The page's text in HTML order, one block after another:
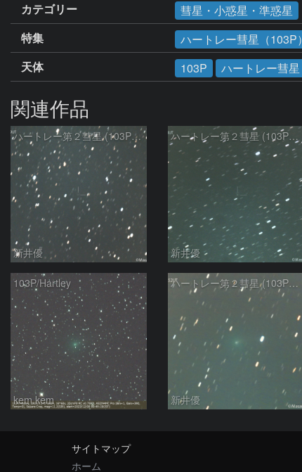
カテゴリー
彗星・小惑星・準惑星
特集
ハートレー彗星（103P）
天体
103P ハートレー彗星
関連作品
ハートレー第２彗星 (103P)：2024/02/15
新井優
ハートレー第２彗星 (103P)：2024/01/16
新井優
103P/Hartley
kem.kem
ハートレー第２彗星 (103P)：2023/11/24
新井優
サイトマップ
ホーム